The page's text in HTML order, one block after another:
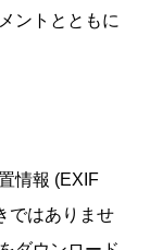
ントとともに
情報 (EXIF
ではありませ